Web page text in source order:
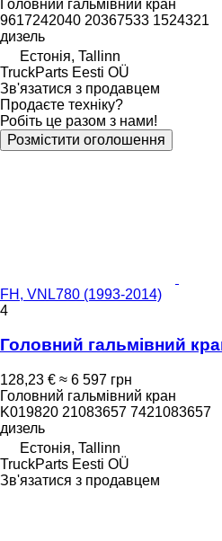
Головний гальмівний кран
9617242040 20367533 1524321
дизель
Естонія, Tallinn
TruckParts Eesti OÜ
Зв'язатися з продавцем
Продаєте техніку?
Робіть це разом з нами!
Розмістити оголошення
FH, VNL780 (1993-2014)
4
Головний гальмівний
128,23 € ≈ 6 597 грн
Головний гальмівний кран
K019820 21083657 7421083657
дизель
Естонія, Tallinn
TruckParts Eesti OÜ
Зв'язатися з продавцем